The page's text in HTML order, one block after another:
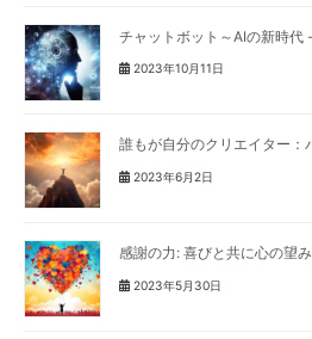
チャットボット～AIの新時代
2023年10月11日
誰もが自分のクリエイター：
2023年6月2日
感謝の力: 喜びと共に心の望
2023年5月30日